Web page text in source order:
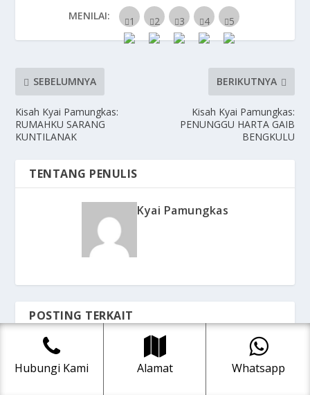
MENILAI:
SEBELUMNYA
Kisah Kyai Pamungkas:
RUMAHKU SARANG
KUNTILANAK
BERIKUTNYA
Kisah Kyai Pamungkas:
PENUNGGU HARTA GAIB
BENGKULU
TENTANG PENULIS
Kyai Pamungkas
POSTING TERKAIT
Hubungi Kami Alamat Whatsapp